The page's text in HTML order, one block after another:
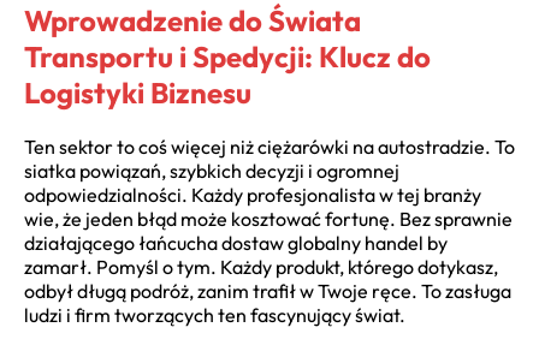
Wprowadzenie do Świata
Transportu i Spedycji: Klucz do
Logistyki Biznesu
Ten sektor to coś więcej niż ciężarówki na autostradzie. To
siatka powiązań, szybkich decyzji i ogromnej
odpowiedzialności. Każdy profesjonalista w tej branży
wie, że jeden błąd może kosztować fortunę. Bez sprawnie
działającego łańcucha dostaw globalny handel by
zamarł. Pomyśl o tym. Każdy produkt, którego dotykasz,
odbył długą podróż, zanim trafił w Twoje ręce. To zasługa
ludzi i firm tworzących ten fascynujący świat.